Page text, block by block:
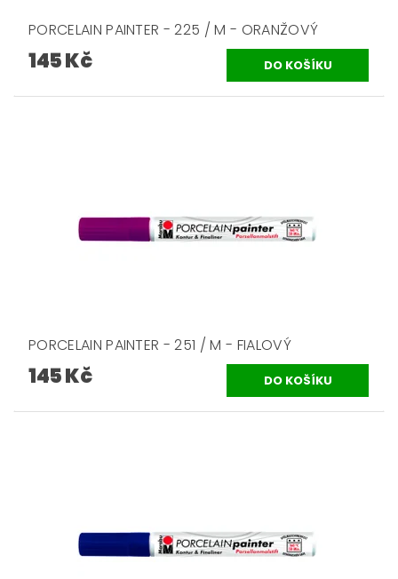
PORCELAIN PAINTER - 225 / M - ORANŽOVÝ
145 Kč
PORCELAIN PAINTER - 251 / M - FIALOVÝ
145 Kč